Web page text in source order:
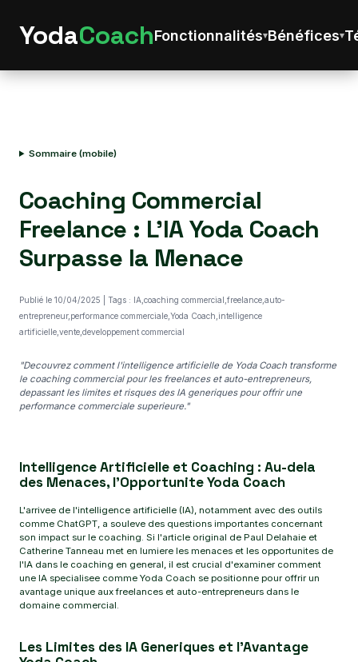
YodaCoachFonctionnalités Bénéfices
Sommaire (mobile)
Coaching Commercial
Freelance : L'IA Yoda Coach
Surpasse la Menace
Publié le 10/04/2025 | Tags : IA,coaching commercial,freelance,auto-
entrepreneur,performance commerciale,Yoda Coach,intelligence
artificielle,vente,developpement commercial
"Decouvrez comment l'intelligence artificielle de Yoda Coach transforme
le coaching commercial pour les freelances et auto-entrepreneurs,
depassant les limites et risques des IA generiques pour offrir une
performance commerciale superieure."
Intelligence Artificielle et Coaching : Au-dela
des Menaces, l'Opportunite Yoda Coach
L'arrivee de l'intelligence artificielle (IA), notamment avec des outils
comme ChatGPT, a souleve des questions importantes concernant
son impact sur le coaching. Si l'article original de Paul Delahaie et
Catherine Tanneau met en lumiere les menaces et les opportunites de
l'IA dans le coaching en general, il est crucial d'examiner comment
une IA specialisee comme Yoda Coach se positionne pour offrir un
avantage unique aux freelances et auto-entrepreneurs dans le
domaine commercial.
Les Limites des IA Generiques et l'Avantage